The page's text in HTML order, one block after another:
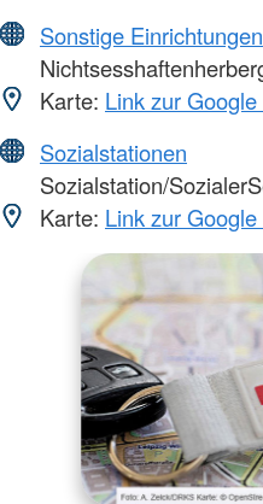
Sonstige Einrichtungen
Karte: Link zur
Sozialstationen
Sozialstation/
Karte: Link zur